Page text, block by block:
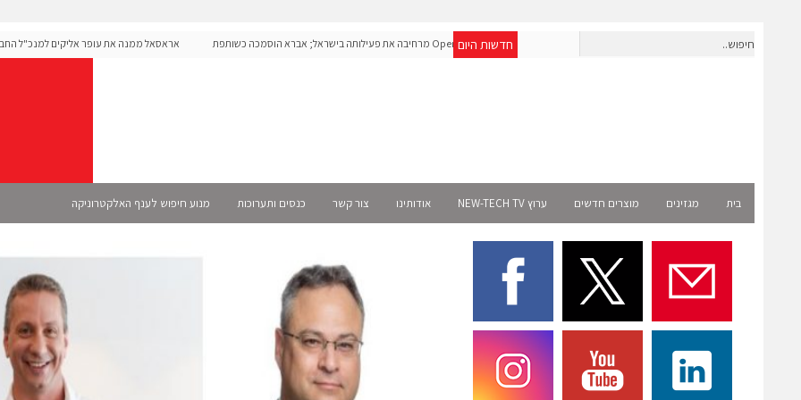
חדשות היוםחברת IAIG גייסה 6 מיליון דולר להקמת חברות תוכנה שנבנו מראש
OpenAI מרחיבה את פעילותה בישראל; אברא הוסמכה כשותפת
אראסאל ממנה את עופר אליקים למנכ"ל החברה
בית מגזינים מוצרים חדשים ערוץ NEW-TECH TV אודותינו צור קשר כנסים ותערוכות מנוע חיפוש לענף האלקטרוניקה